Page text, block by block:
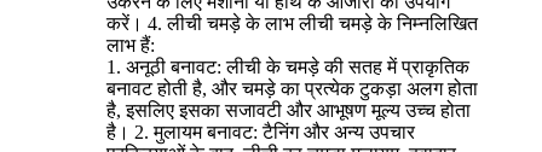
करें। 4. लीची चमड़े के लाभ लीची चमड़े के निम्नलिखित
लाभ हैं:
1. अनूठी बनावट: लीची के चमड़े की सतह में प्राकृतिक
बनावट होती है, और चमड़े का प्रत्येक टुकड़ा अलग होता
है, इसलिए इसका सजावटी और आभूषण मूल्य उच्च होता
है। 2. मुलायम बनावट: टैनिंग और अन्य उपचार